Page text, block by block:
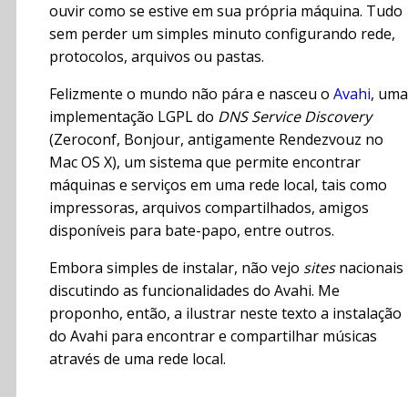
ouvir como se estive em sua própria máquina. Tudo
sem perder um simples minuto configurando rede,
protocolos, arquivos ou pastas.
Felizmente o mundo não pára e nasceu o Avahi, uma
implementação LGPL do DNS Service Discovery
(Zeroconf, Bonjour, antigamente Rendezvouz no
Mac OS X), um sistema que permite encontrar
máquinas e serviços em uma rede local, tais como
impressoras, arquivos compartilhados, amigos
disponíveis para bate-papo, entre outros.
Embora simples de instalar, não vejo sitesnacionais
discutindo as funcionalidades do Avahi. Me
proponho, então, a ilustrar neste texto a instalação
do Avahi para encontrar e compartilhar músicas
através de uma rede local.